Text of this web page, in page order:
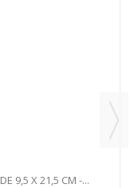
9,5 X 21,5 CM -...